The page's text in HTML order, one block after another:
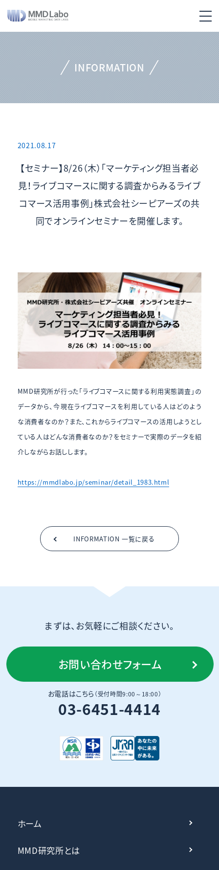
INFORMATION
2021.08.17
【セミナー】8/26（木）「マーケティング担当者必
見！ライブコマースに関する調査からみるライブ
コマース活用事例」株式会社シーピアーズの共
同でオンラインセミナーを開催します。
MMD研究所が行った「ライブコマースに関する利用実態調査」の
データから、今現在ライブコマースを利用している人はどのよう
な消費者なのか？また、これからライブコマースの活用しようとし
ている人はどんな消費者なのか？をセミナーで実際のデータを紹
介しながらお話しします。
https://mmdlabo.jp/seminar/detail_1983.html
INFORMATION 一覧に戻る
まずは、お気軽にご相談ください。
お問い合わせフォーム
お電話はこちら （受付時間9:00～18:00）
03-6451-4414
ホーム
MMD研究所とは